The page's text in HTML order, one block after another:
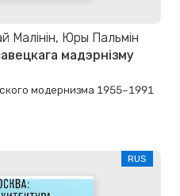
Малінін, Юры Пальмін
мадэрнізму
модернизма 1955–1991
RUS